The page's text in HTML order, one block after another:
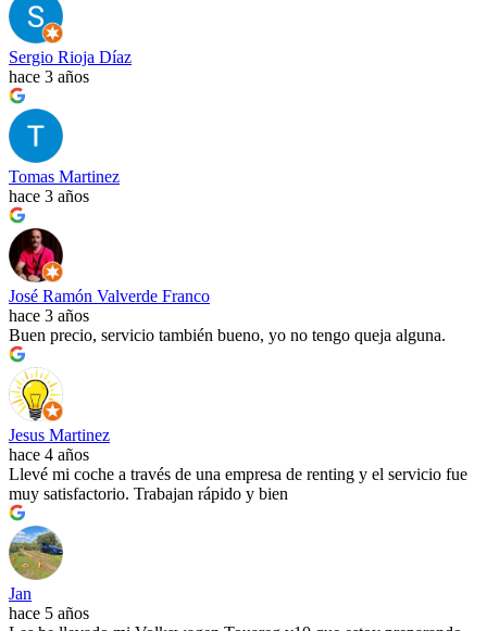
Sergio Rioja Díaz
hace 3 años
Tomas Martinez
hace 3 años
José Ramón Valverde Franco
hace 3 años
Buen precio, servicio también bueno, yo no tengo queja alguna.
Jesus Martinez
hace 4 años
Llevé mi coche a través de una empresa de renting y el servicio fue
muy satisfactorio. Trabajan rápido y bien
Jan
hace 5 años